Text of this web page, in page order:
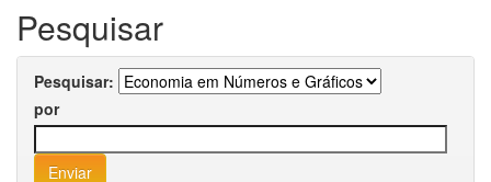
Pesquisar
Pesquisar:
por